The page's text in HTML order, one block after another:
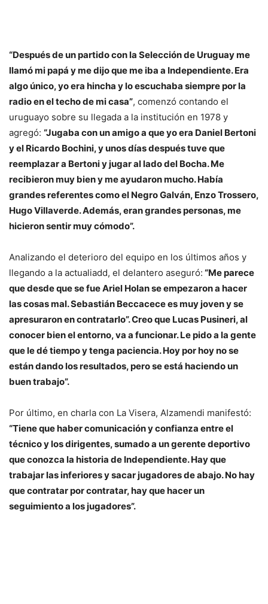
“Después de un partido con la Selección de Uruguay me
llamó mi papá y me dijo que me iba a Independiente. Era
algo único, yo era hincha y lo escuchaba siempre por la
radio en el techo de mi casa”, comenzó contando el
uruguayo sobre su llegada a la institución en 1978 y
agregó: “Jugaba con un amigo a que yo era Daniel Bertoni
y el Ricardo Bochini, y unos días después tuve que
reemplazar a Bertoni y jugar al lado del Bocha. Me
recibieron muy bien y me ayudaron mucho. Había
grandes referentes como el Negro Galván, Enzo Trossero,
Hugo Villaverde. Además, eran grandes personas, me
hicieron sentir muy cómodo”.
Analizando el deterioro del equipo en los últimos años y
llegando a la actualiadd, el delantero aseguró: “Me parece
que desde que se fue Ariel Holan se empezaron a hacer
las cosas mal. Sebastián Beccacece es muy joven y se
apresuraron en contratarlo”. Creo que Lucas Pusineri, al
conocer bien el entorno, va a funcionar. Le pido a la gente
que le dé tiempo y tenga paciencia. Hoy por hoy no se
están dando los resultados, pero se está haciendo un
buen trabajo”.
Por último, en charla con La Visera, Alzamendi manifestó:
“Tiene que haber comunicación y confianza entre el
técnico y los dirigentes, sumado a un gerente deportivo
que conozca la historia de Independiente. Hay que
trabajar las inferiores y sacar jugadores de abajo. No hay
que contratar por contratar, hay que hacer un
seguimiento a los jugadores”.